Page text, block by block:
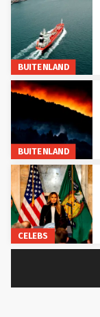
BUITENLAND
BUITENLAND
CELEBS